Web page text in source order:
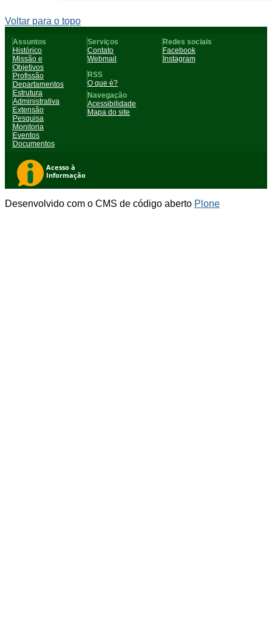
Voltar para o topo
Assuntos
Histórico
Missão e
Objetivos
Profissão
Departamentos
Estrutura
Administrativa
Extensão
Pesquisa
Monitoria
Eventos
Documentos
Serviços
Contato
Webmail
Redes sociais
Facebook
Instagram
RSS
O que é?
Navegação
Acessibilidade
Mapa do site
Desenvolvido com o CMS de código aberto Plone